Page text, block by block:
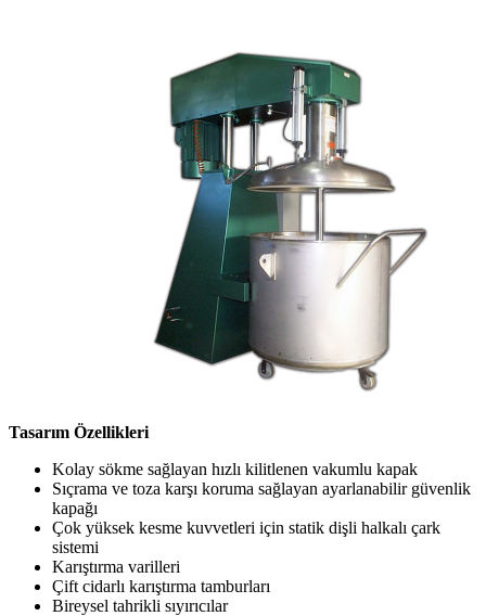
Tasarım Özellikleri
Kolay sökme sağlayan hızlı kilitlenen vakumlu kapak
Sıçrama ve toza karşı koruma sağlayan ayarlanabilir güvenlik
kapağı
Çok yüksek kesme kuvvetleri için statik dişli halkalı çark
sistemi
Karıştırma varilleri
Çift cidarlı karıştırma tamburları
Bireysel tahrikli sıyırıcılar